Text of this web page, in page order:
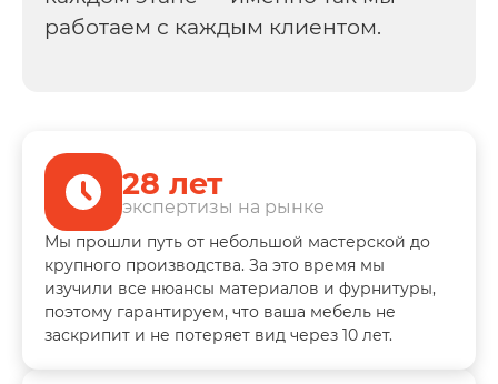
работаем с каждым клиентом.
28 лет
экспертизы на рынке
Мы прошли путь от небольшой мастерской до
крупного производства. За это время мы
изучили все нюансы материалов и фурнитуры,
поэтому гарантируем, что ваша мебель не
заскрипит и не потеряет вид через 10 лет.